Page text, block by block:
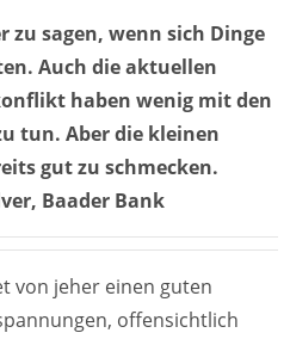
zu sagen, wenn sich Dinge
Auch die aktuellen
haben wenig mit den
tun. Aber die kleinen
gut zu schmecken.
Baader Bank
von jeher einen guten
offensichtlich